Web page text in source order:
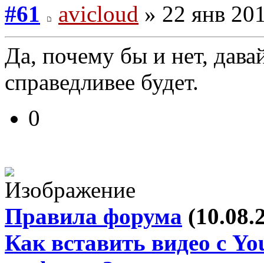
#61
avicloud » 22 янв
Да, почему бы и нет,
справедливее будет.
0
Правила форума
Как вставить видео с